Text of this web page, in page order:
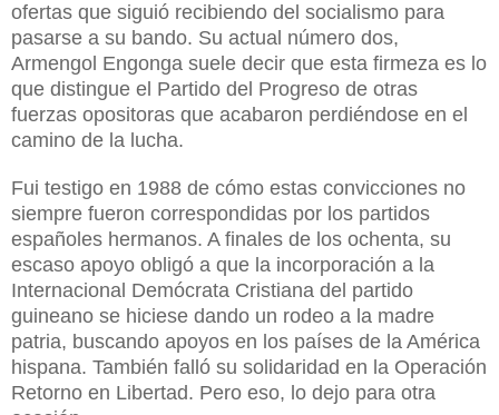
ofertas que siguió recibiendo del socialismo para
pasarse a su bando. Su actual número dos,
Armengol Engonga suele decir que esta firmeza es lo
que distingue el Partido del Progreso de otras
fuerzas opositoras que acabaron perdiéndose en el
camino de la lucha.
Fui testigo en 1988 de cómo estas convicciones no
siempre fueron correspondidas por los partidos
españoles hermanos. A finales de los ochenta, su
escaso apoyo obligó a que la incorporación a la
Internacional Demócrata Cristiana del partido
guineano se hiciese dando un rodeo a la madre
patria, buscando apoyos en los países de la América
hispana. También falló su solidaridad en la Operación
Retorno en Libertad. Pero eso, lo dejo para otra